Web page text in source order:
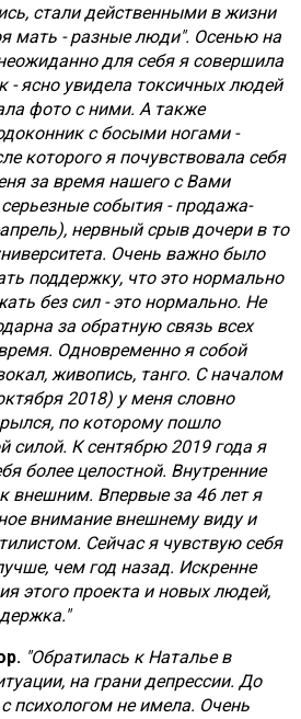
стали действенными в жизни
мать - разные люди". Осенью на
для себя я совершила
- ясно увидела токсичных людей
фото с ними. А также
с босыми ногами -
которого я почувствовала себя
за время нашего с Вами
события - продажа-
нервный срыв дочери в то
Очень важно было
поддержку, что это нормально
без сил - это нормально. Не
за обратную связь всех
Одновременно я собой
живопись, танго. С началом
2018) у меня словно
по которому пошло
силой. К сентябрю 2019 года я
более целостной. Внутренние
внешним. Впервые за 46 лет я
внимание внешнему виду и
Сейчас я чувствую себя
чем год назад. Искренне
этого проекта и новых людей,
"Обратилась к Наталье в
на грани депрессии. До
психологом не имела. Очень